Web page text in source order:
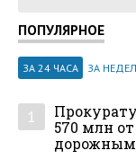
ПОПУЛЯРНОЕ
ЗА 24 ЧАСА ЗА
1
570 млн